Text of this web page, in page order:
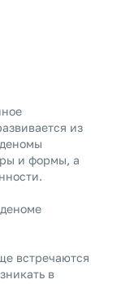
из
и формы, а
встречаются
в